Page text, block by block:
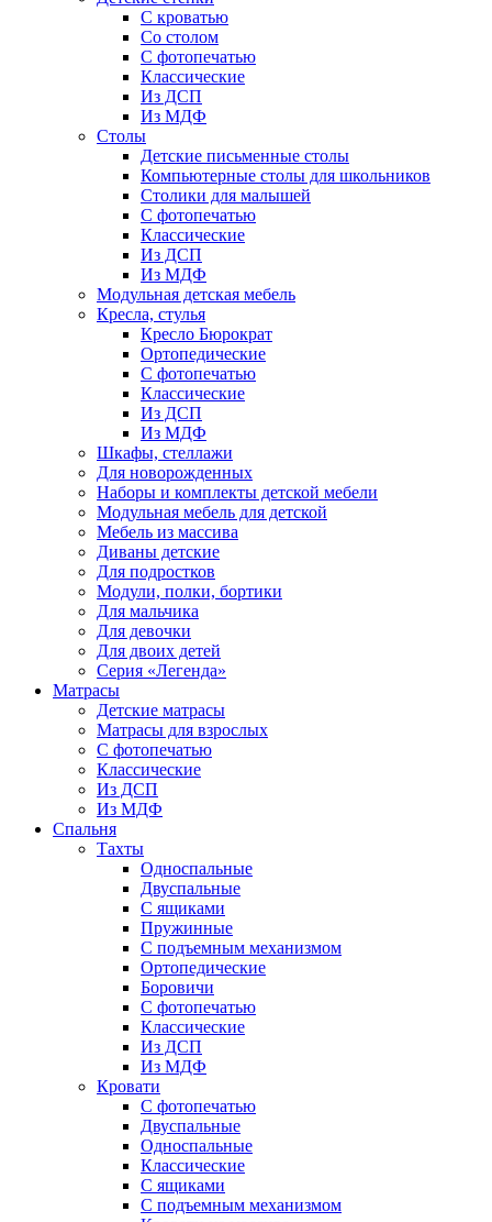
С кроватью
Со столом
С фотопечатью
Классические
Из ДСП
Из МДФ
Столы
Детские письменные столы
Компьютерные столы для школьников
Столики для малышей
С фотопечатью
Классические
Из ДСП
Из МДФ
Модульная детская мебель
Кресла, стулья
Кресло Бюрократ
Ортопедические
С фотопечатью
Классические
Из ДСП
Из МДФ
Шкафы, стеллажи
Для новорожденных
Наборы и комплекты детской мебели
Модульная мебель для детской
Мебель из массива
Диваны детские
Для подростков
Модули, полки, бортики
Для мальчика
Для девочки
Для двоих детей
Серия «Легенда»
Матрасы
Детские матрасы
Матрасы для взрослых
С фотопечатью
Классические
Из ДСП
Из МДФ
Спальня
Тахты
Односпальные
Двуспальные
С ящиками
Пружинные
С подъемным механизмом
Ортопедические
Боровичи
С фотопечатью
Классические
Из ДСП
Из МДФ
Кровати
С фотопечатью
Двуспальные
Односпальные
Классические
С ящиками
С подъемным механизмом